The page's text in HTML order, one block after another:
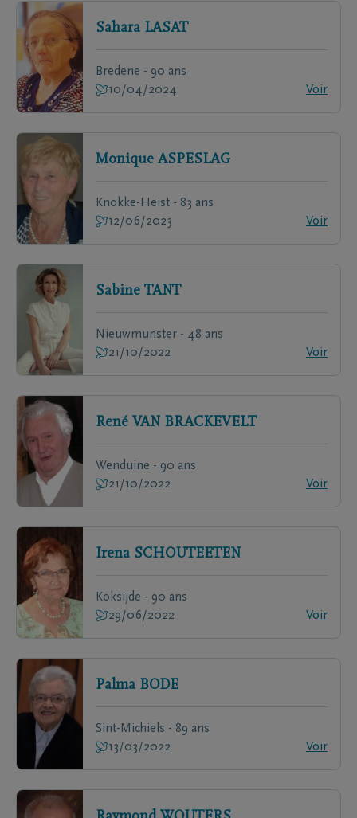
Sahara LASAT
Bredene - 90 ans
10/04/2024
Voir
Monique ASPESLAG
Knokke-Heist - 83 ans
12/06/2023
Voir
Sabine TANT
Nieuwmunster - 48 ans
21/10/2022
Voir
René VAN BRACKEVELT
Wenduine - 90 ans
21/10/2022
Voir
Irena SCHOUTEETEN
Koksijde - 90 ans
29/06/2022
Voir
Palma BODE
Sint-Michiels - 89 ans
13/03/2022
Voir